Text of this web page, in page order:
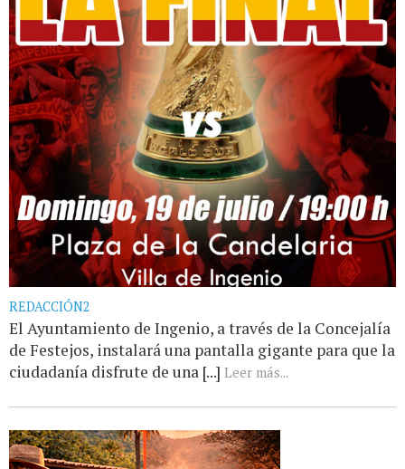
REDACCIÓN2
El Ayuntamiento de Ingenio, a través de la Concejalía
de Festejos, instalará una pantalla gigante para que la
ciudadanía disfrute de una [...] Leer más...